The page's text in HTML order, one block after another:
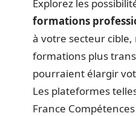
Explorez les
formations
à votre secteur cible,
formations plus
pourraient élargir
Les plateformes
France